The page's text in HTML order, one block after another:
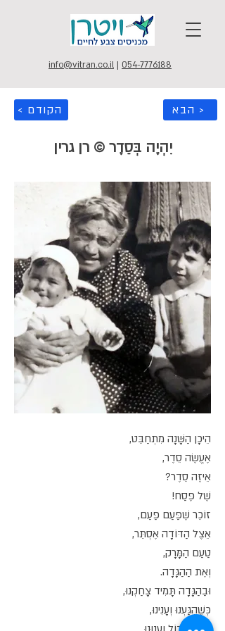
info@vitran.co.il | 054-7776188
< הקודם הבא >
יִהְיֶה בְּסֵדֶר © רן גרין
הֵיכָן הַשָּׁנָה מִתְחַבֵּט,
אֶעֱשֶׂה סֵדֶר,
אֵיזֶה סֵדֶר?
שֶׁל פֶּסַח!
זוֹכֵר שֶׁפַּעַם פַּעַם,
אֵצֶל הַדּוֹדָה אֶסְתֵּר,
טַעַם הַמָּרָק,
וְאֶת הַהַגָּדָה.
וּבַהַגָּדָה תָּמִיד צָחַקְנוּ,
כְּשֶׁהִגַּעְנוּ וְעָנִינוּ,